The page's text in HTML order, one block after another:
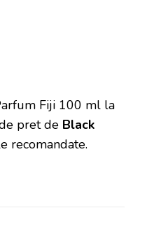
Fiji 100 ml la
pret de Black
recomandate.